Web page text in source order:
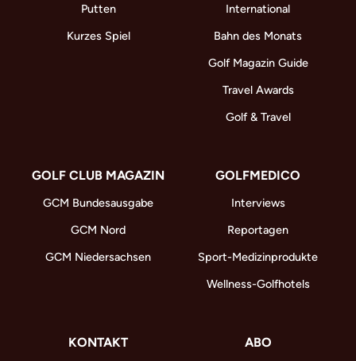
Putten
Kurzes Spiel
International
Bahn des Monats
Golf Magazin Guide
Travel Awards
Golf & Travel
GOLF CLUB MAGAZIN
GCM Bundesausgabe
GCM Nord
GCM Niedersachsen
GOLFMEDICO
Interviews
Reportagen
Sport-Medizinprodukte
Wellness-Golfhotels
KONTAKT ABO